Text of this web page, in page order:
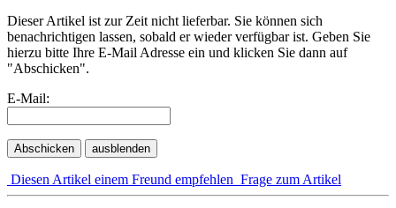
Dieser Artikel ist zur Zeit nicht lieferbar. Sie können sich
benachrichtigen lassen, sobald er wieder verfügbar ist. Geben Sie
hierzu bitte Ihre E-Mail Adresse ein und klicken Sie dann auf
"Abschicken".
E-Mail:
Abschicken ausblenden
Diesen Artikel einem Freund empfehlen Frage zum Artikel